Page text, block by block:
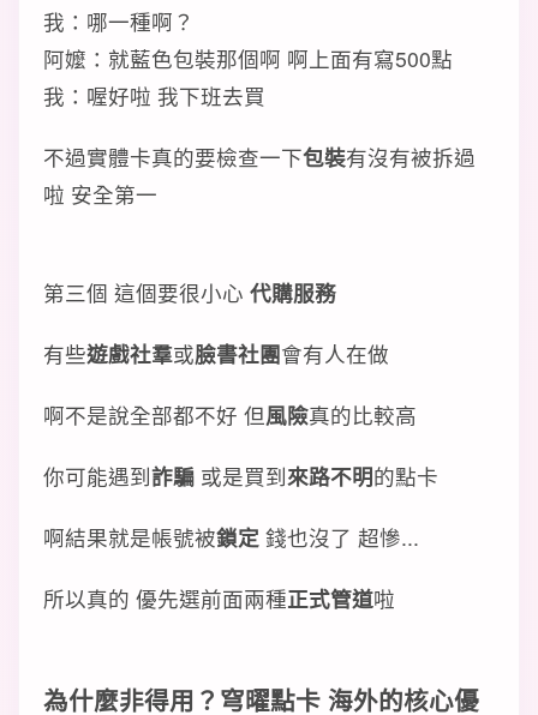
我：哪一種啊？
阿嬤：就藍色包裝那個啊 啊上面有寫500點
我：喔好啦 我下班去買
不過實體卡真的要檢查一下包裝有沒有被拆過
啦 安全第一
第三個 這個要很小心 代購服務
有些遊戲社羣或臉書社團會有人在做
啊不是說全部都不好 但風險真的比較高
你可能遇到詐騙 或是買到來路不明的點卡
啊結果就是帳號被鎖定 錢也沒了 超慘...
所以真的 優先選前面兩種正式管道啦
為什麼非得用？ 穹曜點卡 海外的核心優